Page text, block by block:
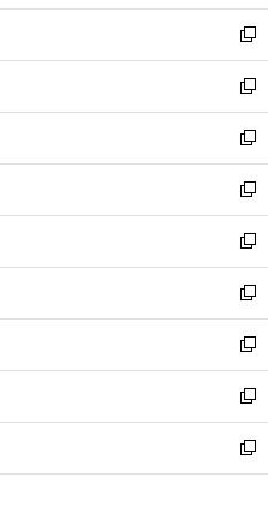
ウ
ィ
ン
ド
ウ
で
開
く
し
い
ウ
ィ
ン
ド
ウ
で
開
く
新
し
い
ウ
ィ
ン
ド
ウ
で
開
く
新
し
い
ウ
ィ
ン
ド
ウ
で
開
く
新
し
い
ウ
ィ
ン
ド
ウ
で
開
く
新
し
い
ウ
ィ
ン
ド
ウ
で
開
く
新
し
い
ウ
ィ
ン
ド
ウ
で
開
新
し
い
ウ
ィ
ン
ド
ウ
新
し
い
ウ
ィ
ン
新
し
い
ウ
新
し